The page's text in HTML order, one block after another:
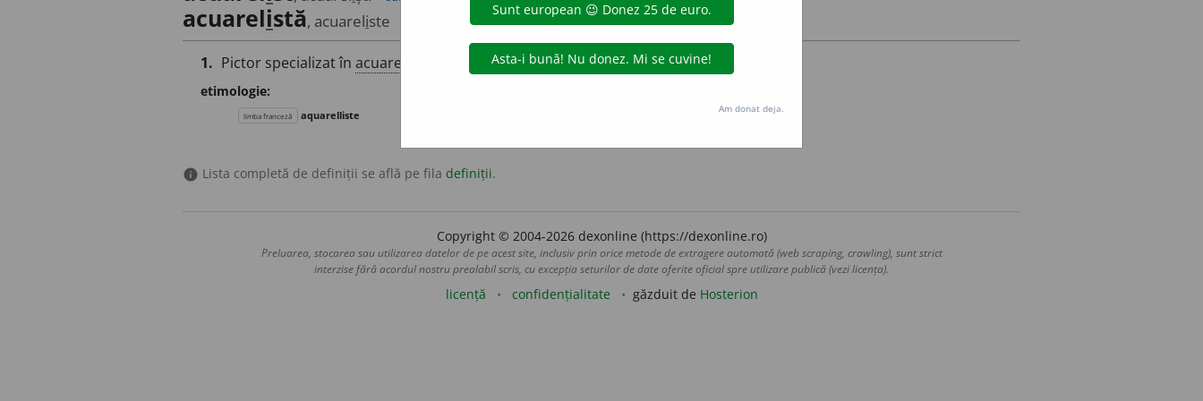
acuarelistă, acuareliste substantiv feminin
1. Pictor specializat în acuarelă
etimologie:
limba franceză aquarelliste
info Lista completă de definiții se află pe fila definiții.
Copyright © 2004-2026 dexonline (https://dexonline.ro)
Preluarea, stocarea sau utilizarea datelor de pe acest site, inclusiv prin orice metode de extragere automată (web scraping, crawling), sunt strict
interzise fără acordul nostru prealabil scris, cu excepția seturilor de date oferite oficial spre utilizare publică (vezi licența).
licență confidențialitate găzduit de Hosterion
Am donat deja.